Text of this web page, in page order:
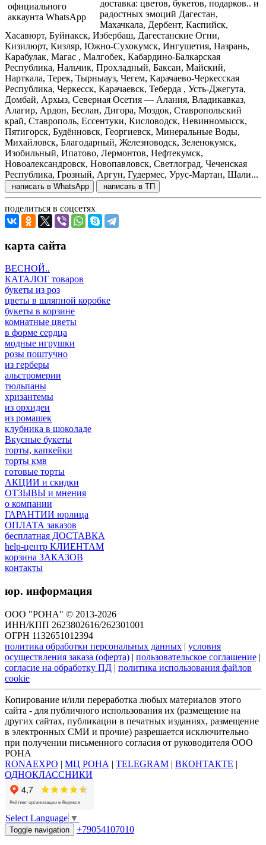
доставка: цветов, букетов, подарков.. и
радостных эмоций Дагестан,
Махачкала, Дербент, Каспийск,
Хасавюрт, Буйнакск, Избербаш, Дагестанские Огни,
Кизилюрт, Кизляр, Южно-Сухокумск, Ингушетия, Назрань,
Карабулак, Магас , Малгобек, Кабардино-Балкарская
Республика, Нальчик, Прохладный, Баксан, Майский,
Нарткала, Терек, Тырныауз, Чегем, Карачаево-Черкесская
Республика, Черкесск, Карачаевск, Теберда , Усть-Джегута,
Домбай, Архыз, Северная Осетия — Алания, Владикавказ,
Алагир, Ардон, Беслан, Дигора, Моздок, Ставропольский
край, Ставрополь, Ессентуки, Кисловодск, Невинномысск,
Пятигорск, Будённовск, Георгиевск, Минеральные Воды,
Михайловск, Благодарный, Железноводск, Зеленокумск,
Изобильный, Ипатово, Лермонтов, Нефтекумск,
Новоалександровск, Новопавловск, Светлоград, Чеченская
Республика, Грозный, Аргун, Гудермес, Урус-Мартан, Шали...
написать в WhatsApp написать в ТП
поделиться в соцсетях
карта сайта
ВЕСНОЙ..
КАТАЛОГ товаров
букеты из роз
цветы в шляпной коробке
букеты в корзине
комнатные цветы
в форме сердца
модные игрушки
розы поштучно
из герберы
альстромерии
тюльпаны
хризантемы
из орхидеи
из ромашек
клубника в шоколаде
Вкусные букеты
торты, капкейки
торты кмв
готовые торты
АКЦИИ и скидки
ОТЗЫВЫ и мнения
о компании
ГАРАНТИИ юрлица
ОПЛАТА заказов
бесплатная ДОСТАВКА
help-центр КЛИЕНТАМ
корзина ЗАКАЗОВ
контакты
юр. информация
ООО "РОНА" © 2013-2026
ИНН/КПП 2623802616/262301001
ОГРН 1132651012394
политика обработки персональных данных | условия
осуществления заказа (оферта) | пользовательское соглашение |
согласие на обработку ПД | политика использования файлов
cookie
Копирование и/или переработка любых материалов этого
сайта - для публичного использования их (размещение на
других сайтах, публикации в печатных изданиях, размещение
в электронных СМИ и прочие) разрешается исключительно
при получении письменного согласия от руководителя ООО
РОНА
RONAEXPO | МЦ РОНА | TELEGRAM | ВКОНТАКТЕ |
ОДНОКЛАССНИКИ
Select Language ▼
Toggle navigation +79054107010